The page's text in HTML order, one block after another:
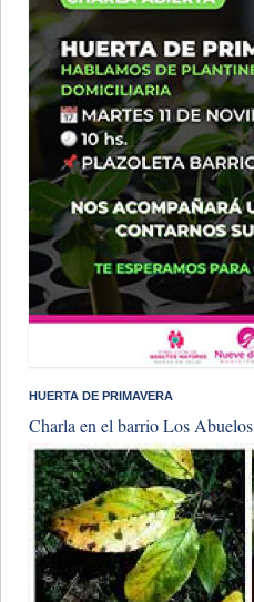
​HUERTA DE PRIMAVERA
Charla en el barrio Los Abuelos